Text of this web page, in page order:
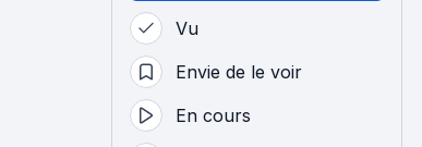
Vu
Envie de le voir
En cours